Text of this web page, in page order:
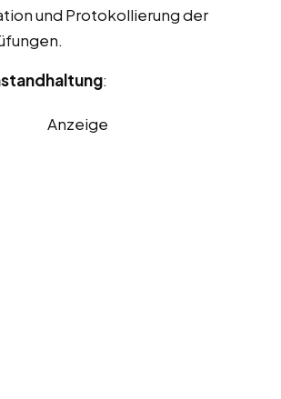
und Protokollierung der
:
Anzeige